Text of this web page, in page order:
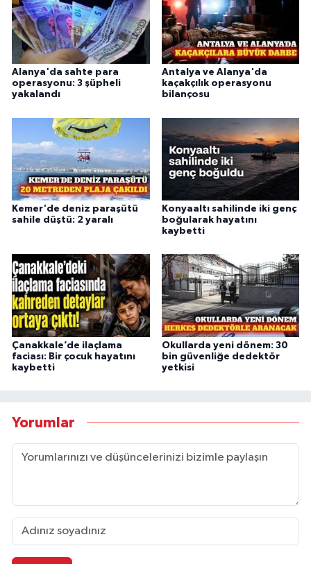
Alanya'da sahte para
operasyonu: 3 şüpheli
yakalandı
Antalya ve Alanya'da
kaçakçılık operasyonu
bilançosu
Kemer'de deniz paraşütü
sahile düştü: 2 yaralı
Konyaaltı sahilinde iki genç
boğularak hayatını
kaybetti
Çanakkale’de ilaçlama
faciası: Bir çocuk hayatını
kaybetti
Okullarda yeni dönem: 30
bin güvenliğe dedektör
yetkisi
Yorumlar